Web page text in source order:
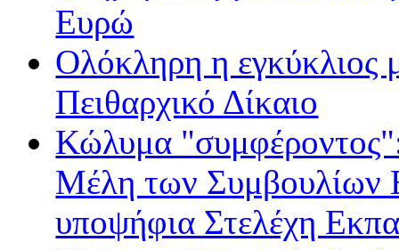
Ευρώ
Ολόκληρη η εγκύκλιος
Πειθαρχικό Δίκαιο
Κώλυμα "συμφέροντος":
Μέλη των Συμβουλίων
υποψήφια Στελέχη